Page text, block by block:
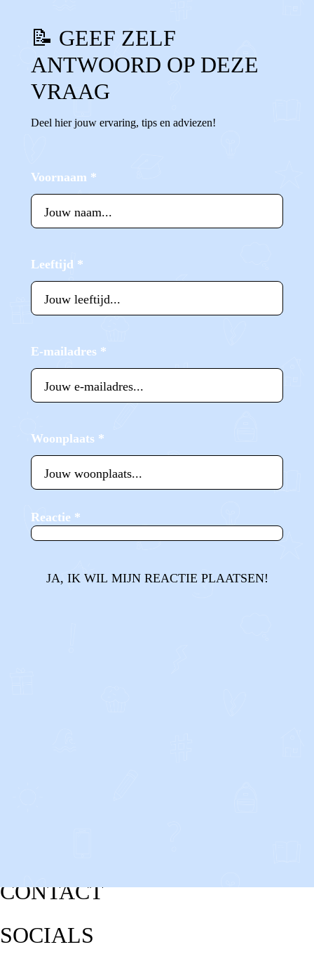
📝 GEEF ZELF
ANTWOORD OP DEZE
VRAAG
Deel hier jouw ervaring, tips en adviezen!
Voornaam *
Leeftijd *
E-mailadres *
Woonplaats *
Reactie *
JA, IK WIL MIJN REACTIE PLAATSEN!
CONTACT
SOCIALS